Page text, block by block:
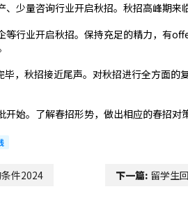
少量咨询行业开启秋招。秋招高峰期来
等行业开启秋招。保持充足的精力，有
，秋招接近尾声。对秋招进行全方面的
始。了解春招形势，做出相应的春招对
件2024 下一篇: 留学生